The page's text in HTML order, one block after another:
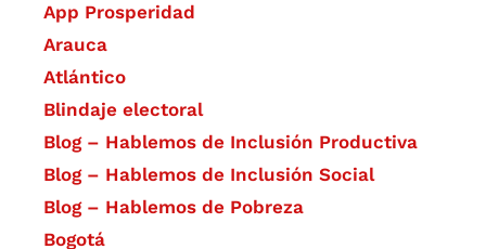
App Prosperidad
Arauca
Atlántico
Blindaje electoral
Blog – Hablemos de Inclusión Productiva
Blog – Hablemos de Inclusión Social
Blog – Hablemos de Pobreza
Bogotá